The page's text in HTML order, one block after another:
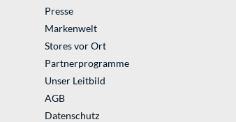
Presse
Markenwelt
Stores vor Ort
Partnerprogramme
Unser Leitbild
AGB
Datenschutz